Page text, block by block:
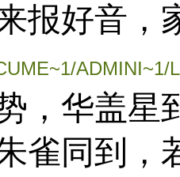
报好音，
ADMINI~1/
，华盖星
雀同到，